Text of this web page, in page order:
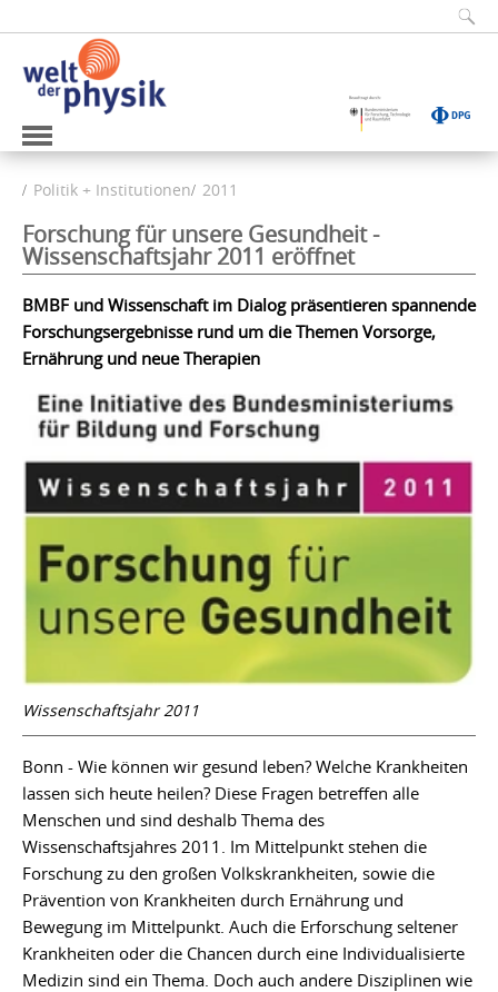
Politik + Institutionen 2011
Forschung für unsere Gesundheit -
Wissenschaftsjahr 2011 eröffnet
BMBF und Wissenschaft im Dialog präsentieren spannende
Forschungsergebnisse rund um die Themen Vorsorge,
Ernährung und neue Therapien
Wissenschaftsjahr 2011
Bonn - Wie können wir gesund leben? Welche Krankheiten
lassen sich heute heilen? Diese Fragen betreffen alle
Menschen und sind deshalb Thema des
Wissenschaftsjahres 2011. Im Mittelpunkt stehen die
Forschung zu den großen Volkskrankheiten, sowie die
Prävention von Krankheiten durch Ernährung und
Bewegung im Mittelpunkt. Auch die Erforschung seltener
Krankheiten oder die Chancen durch eine Individualisierte
Medizin sind ein Thema. Doch auch andere Disziplinen wie